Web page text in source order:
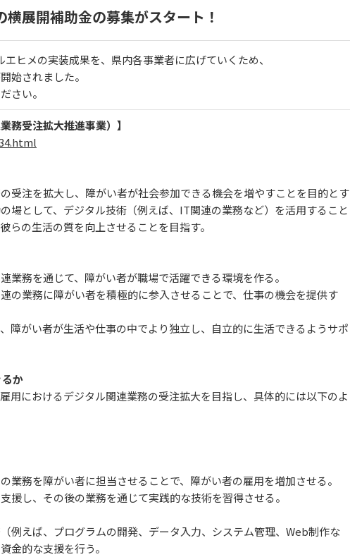
展開補助金の募集がスタート！
ヒメの実装成果を、県内各事業者に広げていくため、
始されました。
さい。
務受注拡大推進事業）】
受注を拡大し、障がい者が社会参加できる機会を増やすことを目的とす
場として、デジタル技術（例えば、IT関連の業務など）を活用すること
らの生活の質を向上させることを目指す。
業務を通じて、障がい者が職場で活躍できる環境を作る。
連の業務に障がい者を積極的に参入させることで、仕事の機会を提供す
障がい者が生活や仕事の中でより独立し、自立的に生活できるようサポ
か
用におけるデジタル関連業務の受注拡大を目指し、具体的には以下のよ
業務を障がい者に担当させることで、障がい者の雇用を増加させる。
援し、その後の業務を通じて実践的な技術を習得させる。
例えば、プログラムの開発、データ入力、システム管理、Web制作な
金的な支援を行う。